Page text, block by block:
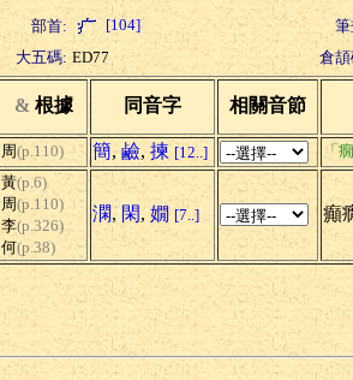
部首: [104]
大五碼: ED77 倉
& 根據 同音字 相關音節
周(p.110) 簡, 鹼, 揀 [12..] 「
黃(p.6)
周(p.110)
李(p.326)
何(p.38)
澖, 閑, 嫺 [7..] 癲